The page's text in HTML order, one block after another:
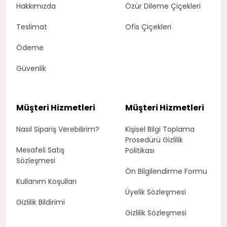
mutluluğuna ortak olmak, onlara duyduğunuz
Design’ın oluşturduğu buketlere göz atabilirsiniz.
Krizantem Çiçeği Özellikleri
Kasımpatılar, papatya cinsinin en büyük
chrysanthemum, halk arasında ise
yıllık bitkilerdendir.
Yaklaşık 30 türü bulunmaktadır.
Dekorasyonlarda ve aranjmanlarda, hem ana
hem yardımcı çiçek olarak kullanılabilir.
Boyları neredeyse 1 metreyi bulabilir. Hatta
verimi iyi olan, gelişimini çok iyi sürdüren
kasımpatılar 140 santimetreye kadar
Hakkımızda
Teslimat
Ödeme
Güvenlik
Özür Dileme Çiçekleri
Ofis Çiçekleri
Müşteri Hizmetleri
Nasıl Sipariş Verebilirim?
Mesafeli Satış
Sözleşmesi
Kullanım Koşulları
Gizlilik Bildirimi
Müşteri Hizmetleri
Kişisel Bilgi Toplama
Prosedürü Gizlilik
Politikası
Ön Bilgilendirme Formu
Üyelik Sözleşmesi
Gizlilik Sözleşmesi